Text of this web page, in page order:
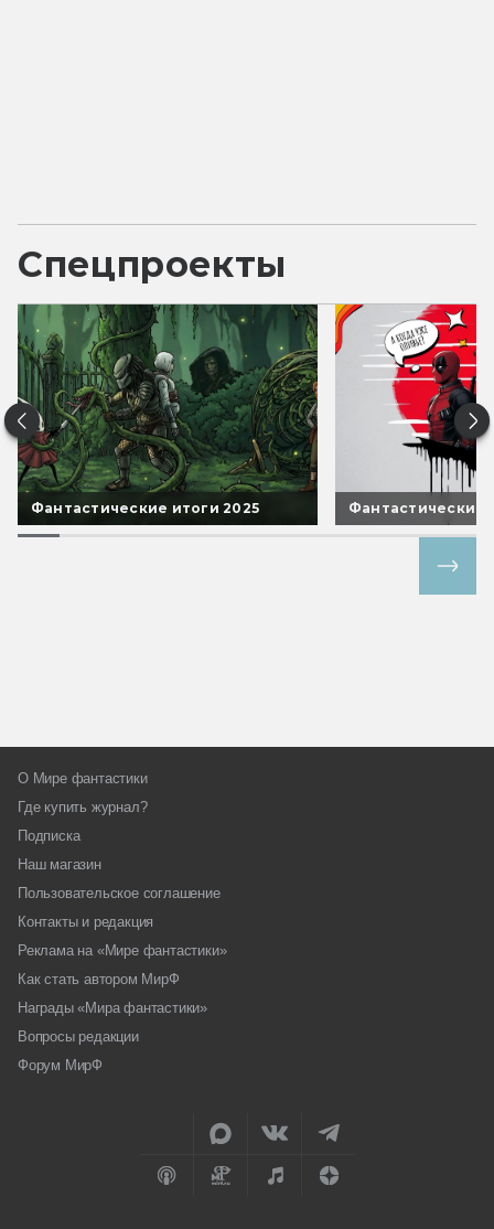
Спецпроекты
Фантастические итоги 2025 Фантастические
О Мире фантастики
Где купить журнал?
Подписка
Наш магазин
Пользовательское соглашение
Контакты и редакция
Реклама на «Мире фантастики»
Как стать автором МирФ
Награды «Мира фантастики»
Вопросы редакции
Форум МирФ